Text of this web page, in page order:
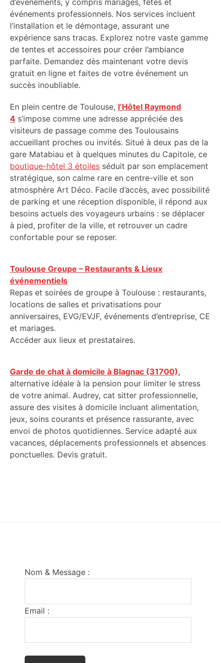
d’événements, y compris mariages, fêtes et
événements professionnels. Nos services incluent
l’installation et le démontage, assurant une
expérience sans tracas. Explorez notre vaste gamme
de tentes et accessoires pour créer l’ambiance
parfaite. Demandez dès maintenant votre devis
gratuit en ligne et faites de votre événement un
succès inoubliable.
En plein centre de Toulouse, l’Hôtel Raymond
4 s’impose comme une adresse appréciée des
visiteurs de passage comme des Toulousains
accueillant proches ou invités. Situé à deux pas de la
gare Matabiau et à quelques minutes du Capitole, ce
boutique-hôtel 3 étoiles séduit par son emplacement
stratégique, son calme rare en centre-ville et son
atmosphère Art Déco. Facile d’accès, avec possibilité
de parking et une réception disponible, il répond aux
besoins actuels des voyageurs urbains : se déplacer
à pied, profiter de la ville, et retrouver un cadre
confortable pour se reposer.
Toulouse Groupe – Restaurants & Lieux
événementiels
Repas et soirées de groupe à Toulouse : restaurants,
locations de salles et privatisations pour
anniversaires, EVG/EVJF, événements d’entreprise, CE
et mariages.
Accéder aux lieux et prestataires.
Garde de chat à domicile à Blagnac (31700),
alternative idéale à la pension pour limiter le stress
de votre animal. Audrey, cat sitter professionnelle,
assure des visites à domicile incluant alimentation,
jeux, soins courants et présence rassurante, avec
envoi de photos quotidiennes. Service adapté aux
vacances, déplacements professionnels et absences
ponctuelles. Devis gratuit.
Nom & Message :
Email :